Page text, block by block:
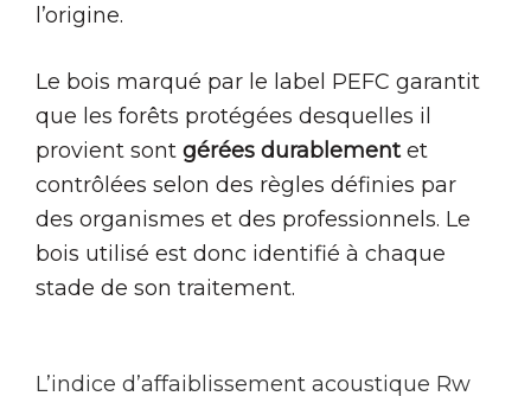
l’origine.
Le bois marqué par le label PEFC garantit
que les forêts protégées desquelles il
provient sont gérées durablementet
contrôlées selon des règles définies par
des organismes et des professionnels. Le
bois utilisé est donc identifié à chaque
stade de son traitement.
L’indice d’affaiblissement acoustique Rw